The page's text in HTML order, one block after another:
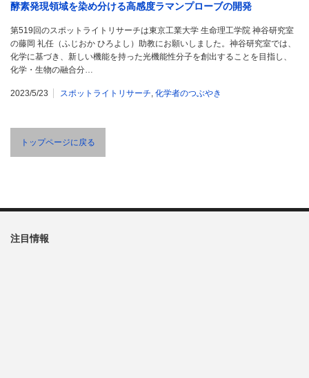
酵素発現領域を染め分ける高感度ラマンプローブの開発
第519回のスポットライトリサーチは東京工業大学 生命理工学院 神谷研究室
の藤岡 礼任（ふじおか ひろよし）助教にお願いしました。神谷研究室では、
化学に基づき、新しい機能を持った光機能性分子を創出することを目指し、
化学・生物の融合分…
2023/5/23 スポットライトリサーチ, 化学者のつぶやき
トップページに戻る
注目情報